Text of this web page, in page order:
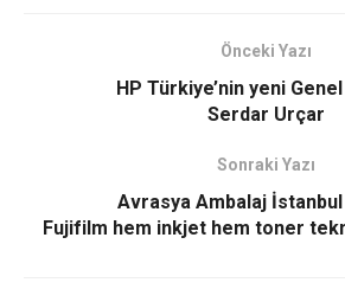
Önceki Yazı
HP Türkiye’nin yeni
Serdar Urçar
Sonraki Yazı
Avrasya Ambalaj İstanbul
Fujifilm hem inkjet hem toner